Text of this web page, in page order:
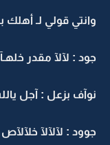
وانتي قولي لـ أهلك
جود : لآلآ مقدر
نوآف بزعل : آجل
جوود : لآلآلآ